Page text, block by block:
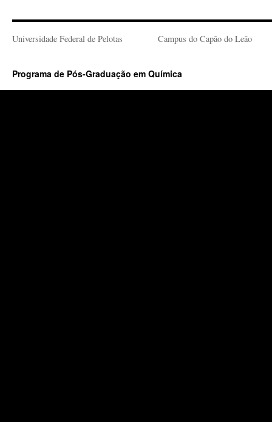
Universidade Federal de Pelotas Campus do Capão do Leão
Programa de Pós-Graduação em Química